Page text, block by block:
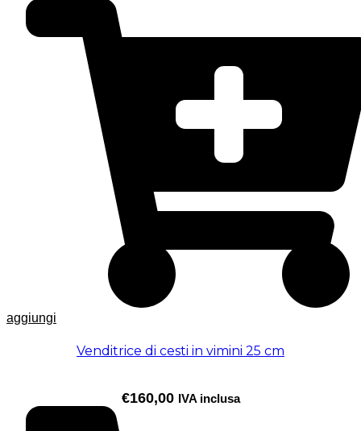
aggiungi
Venditrice di cesti in vimini 25 cm
€160,00 IVA inclusa